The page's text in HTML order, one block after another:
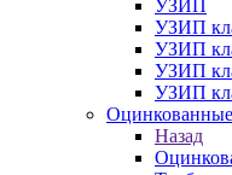
УЗИП
УЗИП
УЗИП
УЗИП
УЗИП
Назад